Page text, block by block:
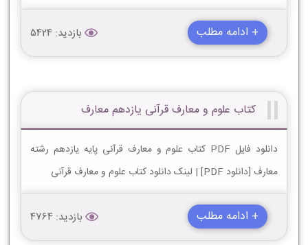
+ ادامه مطلب بازدید: 5424
کتاب علوم و معارف قرآنی یازدهم معارف
دانلود فایل PDF کتاب علوم و معارف قرآنی پایه یازدهم رشته
معارف [دانلود PDF] | لینک دانلود کتاب علوم و معارف قرآنی
+ ادامه مطلب بازدید: 4764